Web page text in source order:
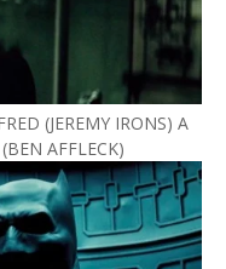
(JEREMY IRONS) A
AFFLECK)